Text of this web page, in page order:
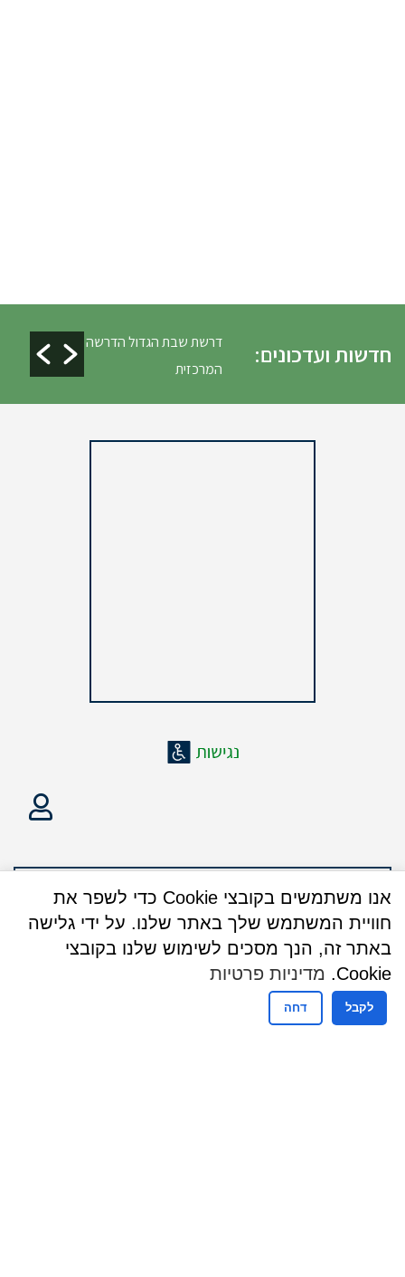
חדשות ועדכונים:
דרשת שבת הגדול הדרשה
המרכזית
אנו משתמשים בקובצי Cookie כדי לשפר את
חוויית המשתמש שלך באתר שלנו. על ידי גלישה
באתר זה, הנך מסכים לשימוש שלנו בקובצי
Cookie.
מדיניות פרטיות
לקבל דחה